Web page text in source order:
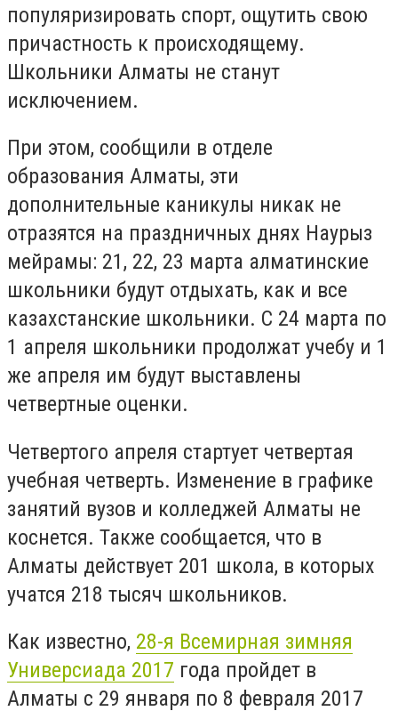
популяризировать спорт, ощутить свою
причастность к происходящему.
Школьники Алматы не станут
исключением.
При этом, сообщили в отделе
образования Алматы, эти
дополнительные каникулы никак не
отразятся на праздничных днях Наурыз
мейрамы: 21, 22, 23 марта алматинские
школьники будут отдыхать, как и все
казахстанские школьники. С 24 марта по
1 апреля школьники продолжат учебу и 1
же апреля им будут выставлены
четвертные оценки.
Четвертого апреля стартует четвертая
учебная четверть. Изменение в графике
занятий вузов и колледжей Алматы не
коснется. Также сообщается, что в
Алматы действует 201 школа, в которых
учатся 218 тысяч школьников.
Как известно, 28-я Всемирная зимняя
Универсиада 2017 года пройдет в
Алматы с 29 января по 8 февраля 2017